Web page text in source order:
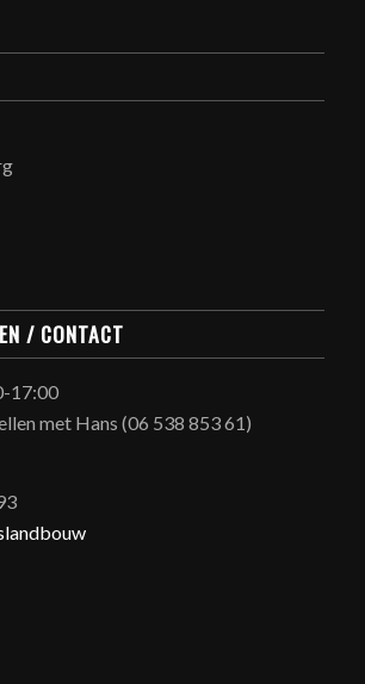
/ CONTACT
17:00
met Hans (06 538 853 61)